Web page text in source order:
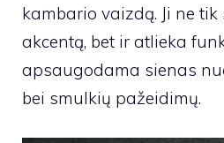
kambario vaizdą. Ji ne
akcentą, bet ir atlieka
apsaugodama sienas
bei smulkių pažeidimų.